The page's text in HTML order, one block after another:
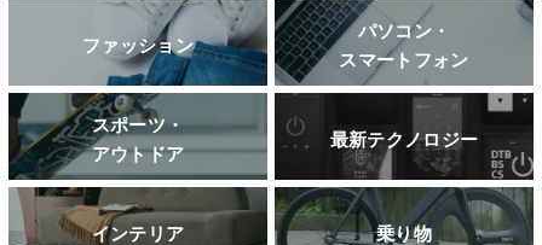
ファッション
パソコン・
スマートフォン
スポーツ・
アウトドア
最新テクノロジー
インテリア 乗り物